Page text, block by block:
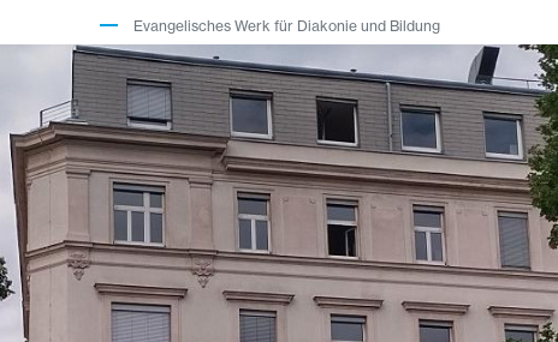
Evangelisches Werk für Diakonie und Bildung